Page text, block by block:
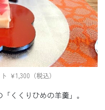
￥1,300（税込）
くくりひめの羊羹」。